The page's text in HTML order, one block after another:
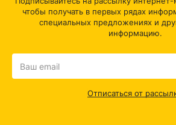
чтобы получать в первых рядах
специальных предложениях и
информацию.
Отписаться от